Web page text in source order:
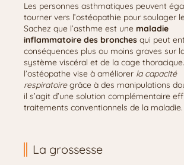
Les personnes asthmatiques peuvent
tourner vers l’ostéopathie pour soulager
Sachez que l’asthme est une maladie
inflammatoire des bronches qui peut
conséquences plus ou moins graves sur
système viscéral et de la cage
l’ostéopathe vise à améliorer la capacité
respiratoiregrâce à des manipulations
il s’agit d’une solution complémentaire
traitements conventionnels de la maladie.
La grossesse